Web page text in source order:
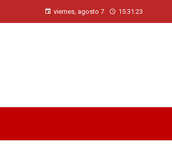
viernes, agosto 7 15:31:24